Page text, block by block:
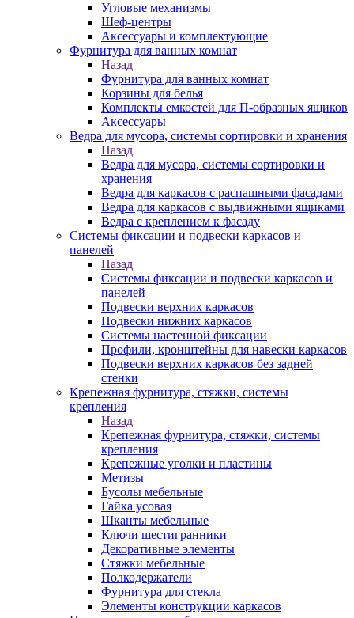
Угловые механизмы
Шеф-центры
Аксессуары и комплектующие
Фурнитура для ванных комнат
Назад
Фурнитура для ванных комнат
Корзины для белья
Комплекты емкостей для П-образных ящиков
Аксессуары
Ведра для мусора, системы сортировки и хранения
Назад
Ведра для мусора, системы сортировки и
хранения
Ведра для каркасов с распашными фасадами
Ведра для каркасов с выдвижными ящиками
Ведра с креплением к фасаду
Системы фиксации и подвески каркасов и
панелей
Назад
Системы фиксации и подвески каркасов и
панелей
Подвески верхних каркасов
Подвески нижних каркасов
Системы настенной фиксации
Профили, кронштейны для навески каркасов
Подвески верхних каркасов без задней
стенки
Крепежная фурнитура, стяжки, системы
крепления
Назад
Крепежная фурнитура, стяжки, системы
крепления
Крепежные уголки и пластины
Метизы
Бусолы мебельные
Гайка усовая
Шканты мебельные
Ключи шестигранники
Декоративные элементы
Стяжки мебельные
Полкодержатели
Фурнитура для стекла
Элементы конструкции каркасов